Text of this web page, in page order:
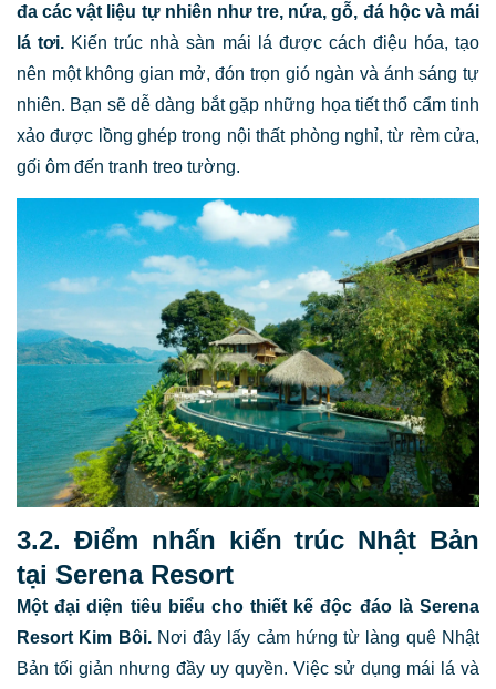
đa các vật liệu tự nhiên như tre, nứa, gỗ, đá hộc và mái
lá tơi. Kiến trúc nhà sàn mái lá được cách điệu hóa, tạo
nên một không gian mở, đón trọn gió ngàn và ánh sáng tự
nhiên. Bạn sẽ dễ dàng bắt gặp những họa tiết thổ cẩm tinh
xảo được lồng ghép trong nội thất phòng nghỉ, từ rèm cửa,
gối ôm đến tranh treo tường.
3.2. Điểm nhấn kiến trúc Nhật Bản
tại Serena Resort
Một đại diện tiêu biểu cho thiết kế độc đáo là Serena
Resort Kim Bôi.Nơi đây lấy cảm hứng từ làng quê Nhật
Bản tối giản nhưng đầy uy quyền. Việc sử dụng mái lá và